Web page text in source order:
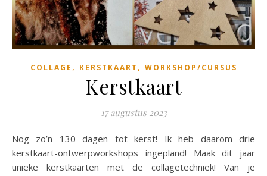
COLLAGE , KERSTKAART , WORKSHOP/CURSUS
Kerstkaart
17 augustus 2023
Nog zo’n 130 dagen tot kerst! Ik heb daarom drie
kerstkaart-ontwerpworkshops ingepland! Maak dit jaar
unieke kerstkaarten met de collagetechniek! Van je